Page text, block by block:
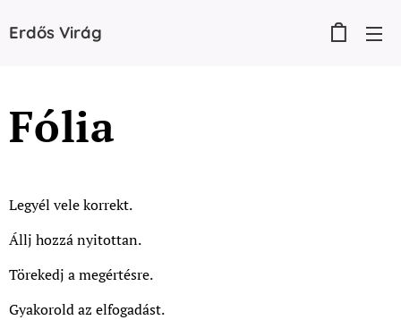
Erdős Virág
Fólia
Legyél vele korrekt.
Állj hozzá nyitottan.
Törekedj a megértésre.
Gyakorold az elfogadást.